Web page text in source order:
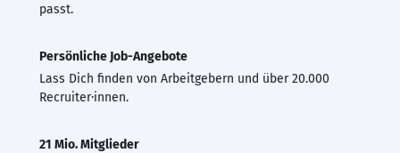
passt.
Persönliche Job-Angebote
Lass Dich finden von Arbeitgebern und über 20.000
Recruiter·innen.
21 Mio. Mitglieder